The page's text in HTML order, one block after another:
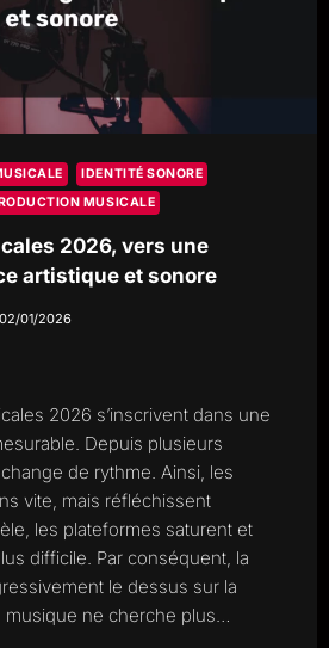
IDENTITÉ SONORE
MUSICALE
2026, vers une
artistique et sonore
02/01/2026
2026 s’inscrivent dans une
Depuis plusieurs
de rythme. Ainsi, les
vite, mais réfléchissent
les plateformes saturent et
difficile. Par conséquent, la
le dessus sur la
musique ne cherche plus…